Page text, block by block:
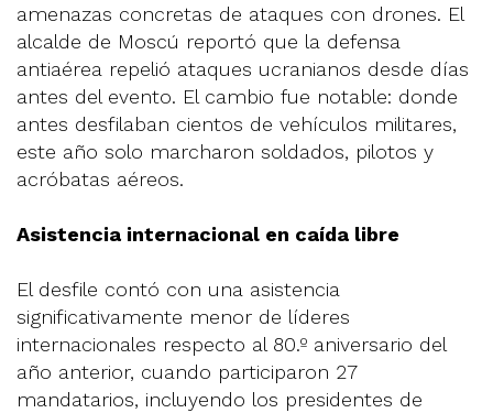
amenazas concretas de ataques con drones. El
alcalde de Moscú reportó que la defensa
antiaérea repelió ataques ucranianos desde días
antes del evento. El cambio fue notable: donde
antes desfilaban cientos de vehículos militares,
este año solo marcharon soldados, pilotos y
acróbatas aéreos.
Asistencia internacional en caída libre
El desfile contó con una asistencia
significativamente menor de líderes
internacionales respecto al 80.º aniversario del
año anterior, cuando participaron 27
mandatarios, incluyendo los presidentes de